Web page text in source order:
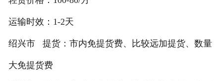
运输时效：1-2天
绍兴市 提货：市内免提货费、比较远加提货、数量
大免提货费